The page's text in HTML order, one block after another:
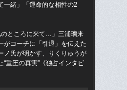
一緒」「運命的な相性の2
のところに来て…」三浦璃来
がコーチに「引退」を伝えた
ノ氏が明かす、りくりゅうが
“重圧の真実”《独占インタビ